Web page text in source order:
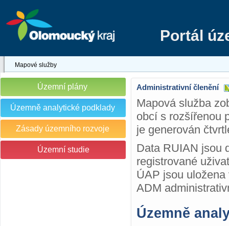
Portál
Mapové služby
Územní plány
Územně analytické podklady
Zásady územního rozvoje
Územní studie
Administrativní členění
Mapová služba
obcí s rozšířenou
je generován
Data RUIAN jsou
registrované
ÚAP jsou
ADM
Územně